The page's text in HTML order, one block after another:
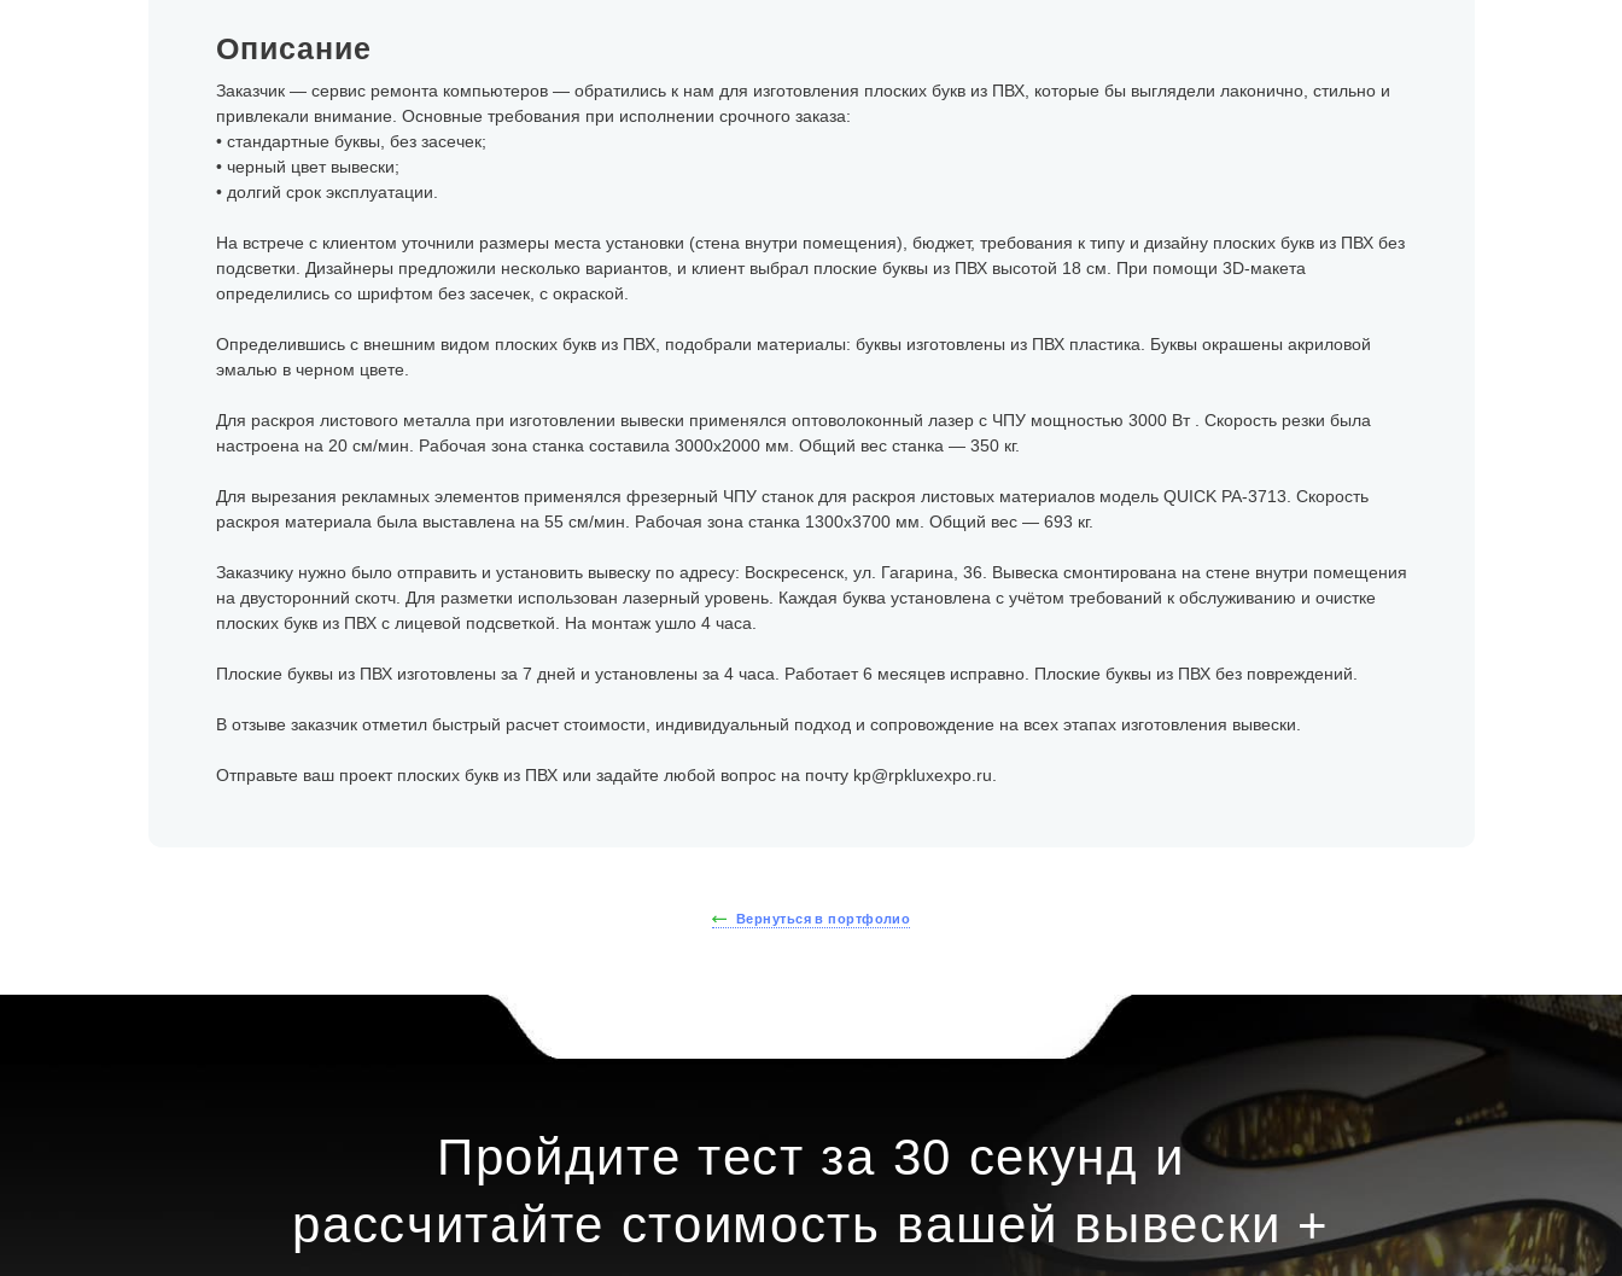
Описание
Заказчик — сервис ремонта компьютеров — обратились к нам для изготовления плоских букв из ПВХ, которые бы выглядели лаконично, стильно и
привлекали внимание. Основные требования при исполнении срочного заказа:
• стандартные буквы, без засечек;
• черный цвет вывески;
• долгий срок эксплуатации.
На встрече с клиентом уточнили размеры места установки (стена внутри помещения), бюджет, требования к типу и дизайну плоских букв из ПВХ без
подсветки. Дизайнеры предложили несколько вариантов, и клиент выбрал плоские буквы из ПВХ высотой 18 см. При помощи 3D-макета
определились со шрифтом без засечек, с окраской.
Определившись с внешним видом плоских букв из ПВХ, подобрали материалы: буквы изготовлены из ПВХ пластика. Буквы окрашены акриловой
эмалью в черном цвете.
Для раскроя листового металла при изготовлении вывески применялся оптоволоконный лазер с ЧПУ мощностью 3000 Вт . Скорость резки была
настроена на 20 см/мин. Рабочая зона станка составила 3000х2000 мм. Общий вес станка — 350 кг.
Для вырезания рекламных элементов применялся фрезерный ЧПУ станок для раскроя листовых материалов модель QUICK PA-3713. Скорость
раскроя материала была выставлена на 55 см/мин. Рабочая зона станка 1300x3700 мм. Общий вес — 693 кг.
Заказчику нужно было отправить и установить вывеску по адресу: Воскресенск, ул. Гагарина, 36. Вывеска смонтирована на стене внутри помещения
на двусторонний скотч. Для разметки использован лазерный уровень. Каждая буква установлена с учётом требований к обслуживанию и очистке
плоских букв из ПВХ с лицевой подсветкой. На монтаж ушло 4 часа.
Плоские буквы из ПВХ изготовлены за 7 дней и установлены за 4 часа. Работает 6 месяцев исправно. Плоские буквы из ПВХ без повреждений.
В отзыве заказчик отметил быстрый расчет стоимости, индивидуальный подход и сопровождение на всех этапах изготовления вывески.
Отправьте ваш проект плоских букв из ПВХ или задайте любой вопрос на почту kp@rpkluxexpo.ru.
Вернуться в портфолио
Пройдите тест за 30 секунд и
рассчитайте стоимость вашей вывески +